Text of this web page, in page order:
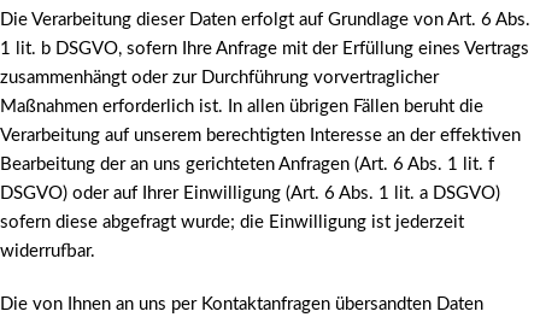
Die Verarbeitung dieser Daten erfolgt auf Grundlage von Art. 6 Abs.
1 lit. b DSGVO, sofern Ihre Anfrage mit der Erfüllung eines Vertrags
zusammenhängt oder zur Durchführung vorvertraglicher
Maßnahmen erforderlich ist. In allen übrigen Fällen beruht die
Verarbeitung auf unserem berechtigten Interesse an der effektiven
Bearbeitung der an uns gerichteten Anfragen (Art. 6 Abs. 1 lit. f
DSGVO) oder auf Ihrer Einwilligung (Art. 6 Abs. 1 lit. a DSGVO)
sofern diese abgefragt wurde; die Einwilligung ist jederzeit
widerrufbar.
Die von Ihnen an uns per Kontaktanfragen übersandten Daten